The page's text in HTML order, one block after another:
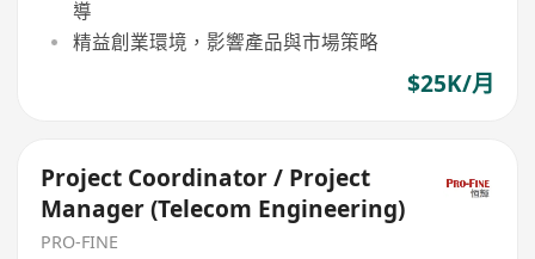
導
精益創業環境，影響產品與市場策略
$25K/月
Project Coordinator / Project
Manager (Telecom Engineering)
PRO-FINE